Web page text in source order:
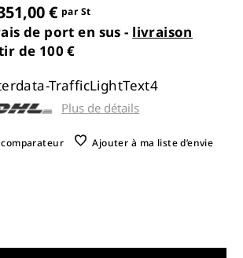
€ par St
de port en sus - livraison
de 100 €
TrafficLightText4
Plus de détails
Ajouter à ma liste d’envie